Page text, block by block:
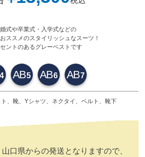
式や卒業式・入学式などの
おススメのスタイリッシュなスーツ！
ントのあるグレーベストです
4 AB5 AB6 AB7
、靴、Yシャツ、ネクタイ、ベルト、靴下
口県からの発送となりますので、